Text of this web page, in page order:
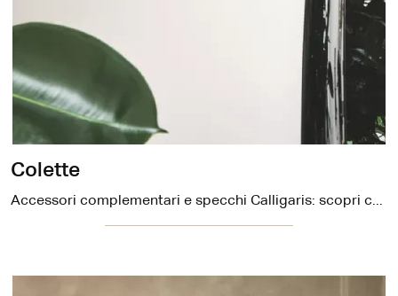
Colette
Accessori complementari e specchi Calligaris: scopri come impreziosire i tuoi interni moderni con il modello Colette.